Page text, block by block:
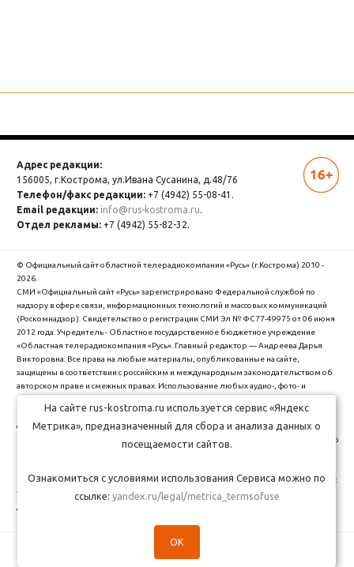
Адрес редакции:
156005, г.Кострома, ул.Ивана Сусанина, д.48/76
Телефон/факс редакции: +7 (4942) 55-08-41.
Email редакции: info@rus-kostroma.ru.
Отдел рекламы: +7 (4942) 55-82-32.
© Официальный сайт областной телерадиокомпании «Русь» (г.Кострома) 2010 -
2026.
СМИ «Официальный сайт «Русь» зарегистрировано Федеральной службой по
надзору в сфере связи, информационных технологий и массовых коммуникаций
(Роскомнадзор). Cвидетельство о регистрации СМИ Эл № ФС77-49975 от 06 июня
2012 года. Учредитель - Областное государственное бюджетное учреждение
«Областная телерадиокомпания «Русь». Главный редактор — Андреева Дарья
Викторовна. Все права на любые материалы, опубликованные на сайте,
защищены в соответствии с российским и международным законодательством об
авторском праве и смежных правах. Использование любых аудио-, фото- и
правообладателя и со ссылкой на сайт "rus-kostroma.ru" (для интернет-проектов -
с гиперссылкой).
ОГБУ Областная телерадиокомпания "Русь" использует cookie (файлы с данными о
браузера. Обработка Ваших персональных данных производится в соответствии с
требованиями Федерального закона от 27.07.2006 № 152-Ф3 "О персональных
данных".
Сделано в студииМедиасеть
На сайте rus-kostroma.ru используется сервис «Яндекс
Метрика», предназначенный для сбора и анализа данных о
посещаемости сайтов.
Ознакомиться с условиями использования Сервиса можно по
ссылке: yandex.ru/legal/metrica_termsofuse
OK